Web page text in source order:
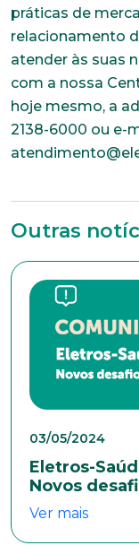
práticas de
relacionamento
atender às suas
com a nossa
hoje mesmo, a
2138-6000 ou e-
Outras
03/05/2024
Eletros-
Novos
Ver mais
colaboradores.
*Campos
Nome completo*
E-mail*